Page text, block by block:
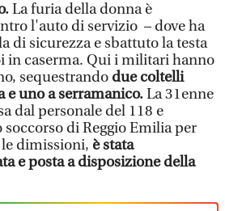
La furia della donna è
l'auto di servizio – dove ha
di sicurezza e sbattuto la testa
in caserma. Qui i militari hanno
sequestrando due coltelli
e uno a serramanico.La 31enne
dal personale del 118 e
di Reggio Emilia per
dimissioni, è stata
e posta a disposizione della